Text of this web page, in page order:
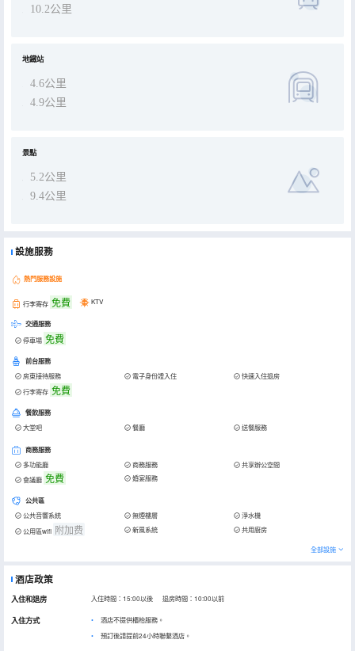
10.2公里
地鐵站
4.6公里
4.9公里
景點
5.2公里
9.4公里
設施服務
熱門服務設施
行李寄存 免費 KTV
交通服務
停車場 免費
前台服務
房東接待服務 電子身份證入住
快速入住退房
行李寄存 免費
餐飲服務
大堂吧 餐廳 送餐服務
商務服務
多功能廳 商務服務
共享辦公空間
會議廳 免費 婚宴服務
公共區
公共音響系統 無煙樓層
淨水機
公用區wifi 附加费 新風系統 共用廚房
全部設施
酒店政策
入住和退房 入住時間：15:00以後 退房時間：10:00以前
入住方式
酒店不提供櫃枱服務。
預訂後請提前24小時聯繫酒店。